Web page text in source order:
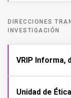
DIRECCIONES
INVESTIGACIÓN
VRIP Informa,
Unidad de